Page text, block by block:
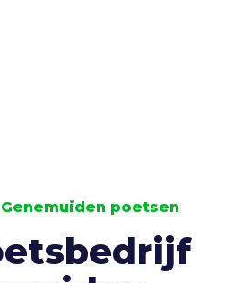
poetsen